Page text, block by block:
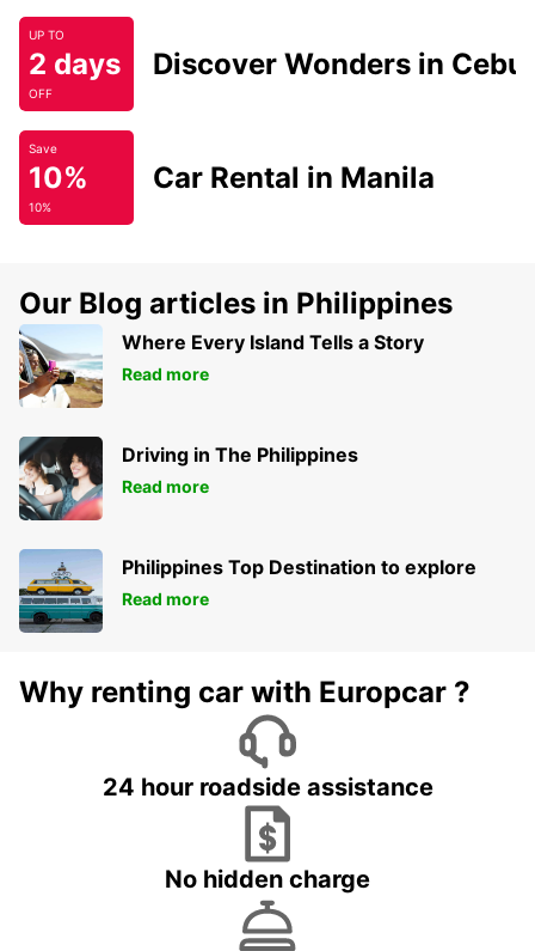
UP TO
2 days
OFF
Discover Wonders in Cebu
Save
10%
10%
Car Rental in Manila
Our Blog articles in Philippines
Where Every Island Tells a Story
Read more
Driving in The Philippines
Read more
Philippines Top Destination to explore
Read more
Why renting car with Europcar ?
24 hour roadside assistance
No hidden charge